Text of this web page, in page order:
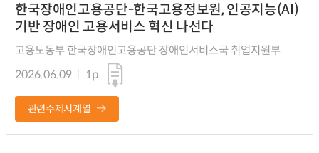
한국장애인고용공단-한국고용정보원, 인공지능(AI)
기반 장애인 고용서비스 혁신 나선다
고용노동부 한국장애인고용공단 장애인서비스국 취업지원부
2026.06.09
1p
관련주제시계열